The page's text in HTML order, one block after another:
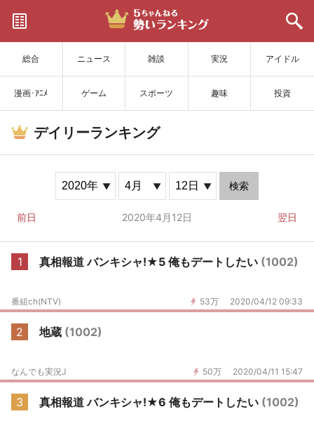
総合 ニュース 雑談 実況 アイドル
漫画･ｱﾆﾒ ゲーム スポーツ 趣味 投資
サイトを更新
デイリーランキング
検索
前日 2020年4月12日 翌日
1 真相報道 バンキシャ!★5 俺もデートしたい (1002)
53万 2020/04/12 09:33
番組ch(NTV)
2 地蔵 (1002)
50万 2020/04/11 15:47
なんでも実況J
3 真相報道 バンキシャ!★6 俺もデートしたい (1002)